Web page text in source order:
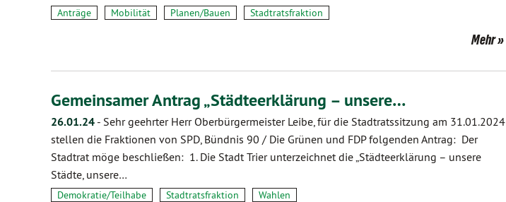
Anträge Mobilität Planen/Bauen Stadtratsfraktion
Mehr
Gemeinsamer Antrag „Städteerklärung – unsere…
26.01.24 - Sehr geehrter Herr Oberbürgermeister Leibe, für die Stadtratssitzung am 31.01.2024
stellen die Fraktionen von SPD, Bündnis 90 / Die Grünen und FDP folgenden Antrag: Der
Stadtrat möge beschließen: 1. Die Stadt Trier unterzeichnet die „Städteerklärung – unsere
Städte, unsere…
Demokratie/Teilhabe Stadtratsfraktion Wahlen